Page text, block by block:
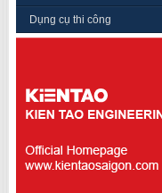
Dụng cụ thi công